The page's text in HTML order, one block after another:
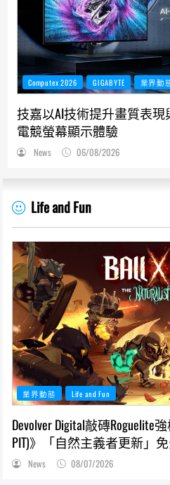
Computex 2026 GIGABYTE 業界動
技嘉以AI技術提升畫質表現
電競螢幕顯示體驗
News 06/08/2026
Life and Fun
業界動態 Life and Fun
Devolver Digital敲磚Roguelite
PIT)》「自然主義者更新」
萬份，遊戲史低66折熱銷中
News 08/07/2026